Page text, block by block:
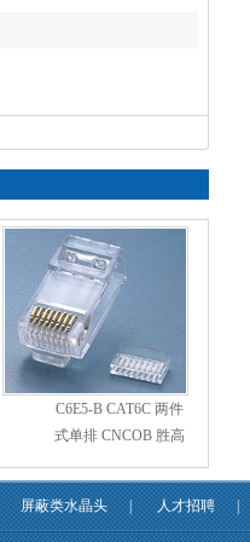
C6E5-B CAT6C 两件
式单排 CNCOB 胜高
屏蔽类水晶头 | 人才招聘 |